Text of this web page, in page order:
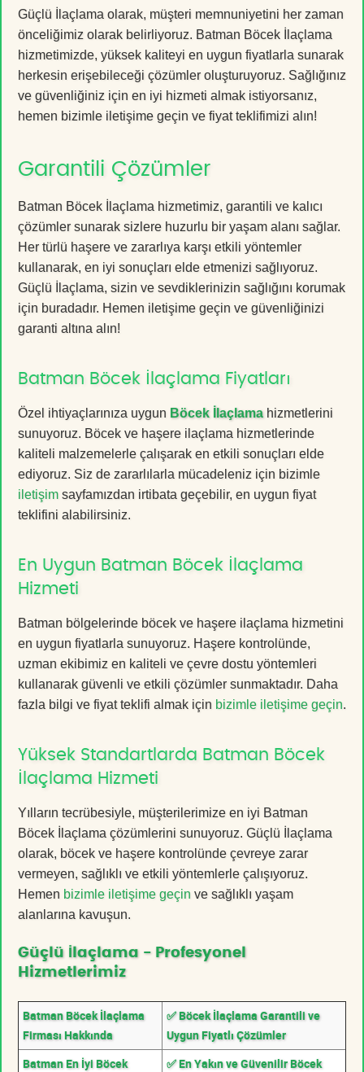
Güçlü İlaçlama olarak, müşteri memnuniyetini her zaman
önceliğimiz olarak belirliyoruz. Batman Böcek İlaçlama
hizmetimizde, yüksek kaliteyi en uygun fiyatlarla sunarak
herkesin erişebileceği çözümler oluşturuyoruz. Sağlığınız
ve güvenliğiniz için en iyi hizmeti almak istiyorsanız,
hemen bizimle iletişime geçin ve fiyat teklifimizi alın!
Garantili Çözümler
Batman Böcek İlaçlama hizmetimiz, garantili ve kalıcı
çözümler sunarak sizlere huzurlu bir yaşam alanı sağlar.
Her türlü haşere ve zararlıya karşı etkili yöntemler
kullanarak, en iyi sonuçları elde etmenizi sağlıyoruz.
Güçlü İlaçlama, sizin ve sevdiklerinizin sağlığını korumak
için buradadır. Hemen iletişime geçin ve güvenliğinizi
garanti altına alın!
Batman Böcek İlaçlama Fiyatları
Özel ihtiyaçlarınıza uygun Böcek İlaçlamahizmetlerini
sunuyoruz. Böcek ve haşere ilaçlama hizmetlerinde
kaliteli malzemelerle çalışarak en etkili sonuçları elde
ediyoruz. Siz de zararlılarla mücadeleniz için bizimle
iletişim sayfamızdan irtibata geçebilir, en uygun fiyat
teklifini alabilirsiniz.
En Uygun Batman Böcek İlaçlama
Hizmeti
Batman bölgelerinde böcek ve haşere ilaçlama hizmetini
en uygun fiyatlarla sunuyoruz. Haşere kontrolünde,
uzman ekibimiz en kaliteli ve çevre dostu yöntemleri
kullanarak güvenli ve etkili çözümler sunmaktadır. Daha
fazla bilgi ve fiyat teklifi almak için bizimle iletişime geçin.
Yüksek Standartlarda Batman Böcek
İlaçlama Hizmeti
Yılların tecrübesiyle, müşterilerimize en iyi Batman
Böcek İlaçlama çözümlerini sunuyoruz. Güçlü İlaçlama
olarak, böcek ve haşere kontrolünde çevreye zarar
vermeyen, sağlıklı ve etkili yöntemlerle çalışıyoruz.
Hemen bizimle iletişime geçin ve sağlıklı yaşam
alanlarına kavuşun.
Güçlü İlaçlama - Profesyonel
Hizmetlerimiz
Batman Böcek İlaçlama
Firması Hakkında
✅ Böcek İlaçlama Garantili ve
Uygun Fiyatlı Çözümler
Batman En İyi Böcek
✅ En Yakın ve Güvenilir Böcek